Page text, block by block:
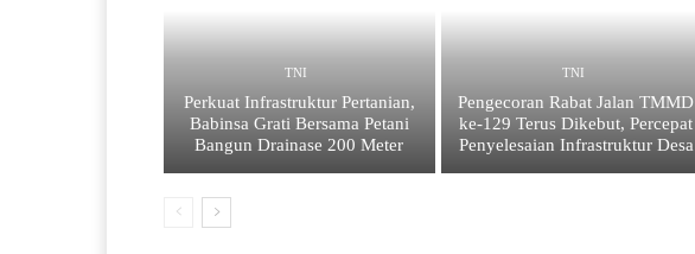
TNI
Perkuat Infrastruktur Pertanian,
Babinsa Grati Bersama Petani
Bangun Drainase 200 Meter
TNI
Pengecoran Rabat Jalan TMMD
ke-129 Terus Dikebut, Percepat
Penyelesaian Infrastruktur Desa